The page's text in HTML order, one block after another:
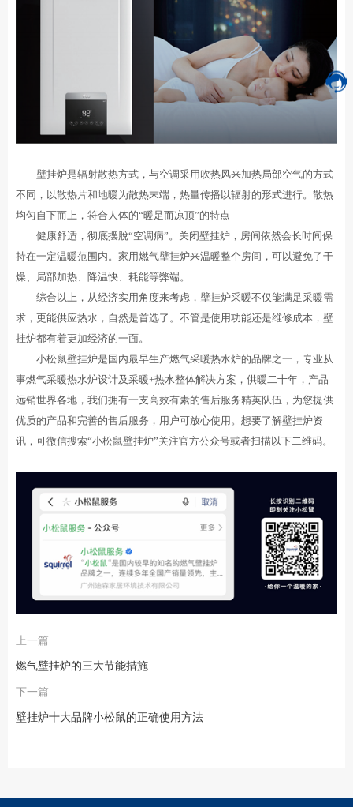
壁挂炉是辐射散热方式，与空调采用吹热风来加热局部空气的方式
不同，以散热片和地暖为散热末端，热量传播以辐射的形式进行。散热
均匀自下而上，符合人体的“暖足而凉顶”的特点
健康舒适，彻底摆脫“空调病”。关闭壁挂炉，房间依然会长时间保
持在一定温暖范围内。家用燃气壁挂炉来温暖整个房间，可以避免了干
燥、局部加热、降温快、耗能等弊端。
综合以上，从经济实用角度来考虑，壁挂炉采暖不仅能满足采暖需
求，更能供应热水，自然是首选了。不管是使用功能还是维修成本，壁
挂炉都有着更加经济的一面。
小松鼠壁挂炉是国内最早生产燃气采暖热水炉的品牌之一，专业从
事燃气采暖热水炉设计及采暖+热水整体解决方案，供暖二十年，产品
远销世界各地，我们拥有一支高效有素的售后服务精英队伍，为您提供
优质的产品和完善的售后服务，用户可放心使用。想要了解壁挂炉资
讯，可微信搜索“小松鼠壁挂炉”关注官方公众号或者扫描以下二维码。
上一篇
燃气壁挂炉的三大节能措施
下一篇
壁挂炉十大品牌小松鼠的正确使用方法